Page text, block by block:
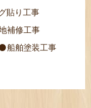
貼り工事
補修工事
船舶塗装工事